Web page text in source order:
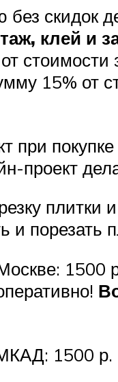
без скидок
клей и
15% от
при
проект
плитки
и порезать
1500
1500 р.